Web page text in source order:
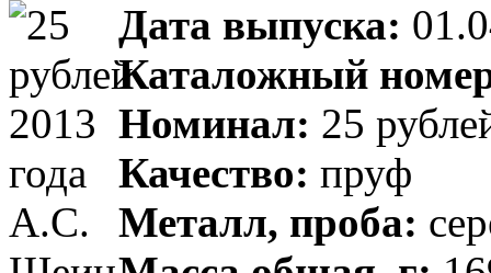
Дата выпуска:
Каталожный
Номинал: 25
Качество: пруф
Металл, проба: